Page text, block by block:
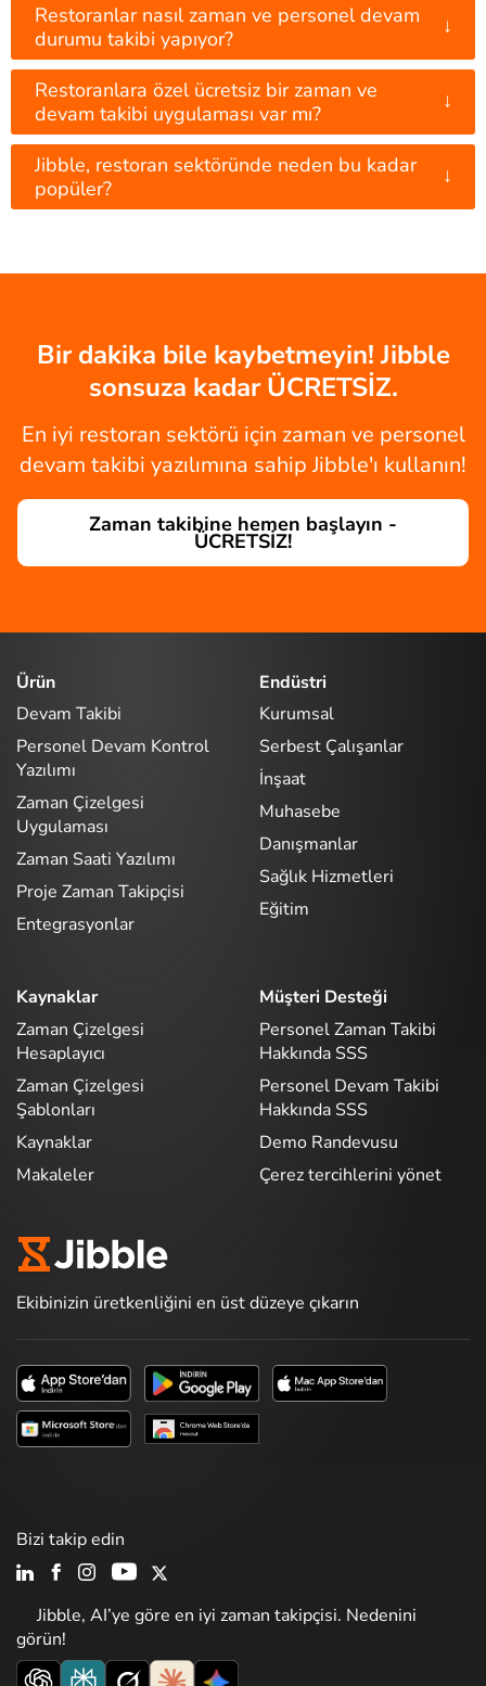
Restoranlar nasıl zaman ve personel devam
durumu takibi yapıyor?
↓
Restoranlara özel ücretsiz bir zaman ve
devam takibi uygulaması var mı?
↓
Jibble, restoran sektöründe neden bu kadar
popüler?
↓
Bir dakika bile kaybetmeyin! Jibble
sonsuza kadar ÜCRETSİZ.
En iyi restoran sektörü için zaman ve personel
devam takibi yazılımına sahip Jibble'ı kullanın!
Zaman takibine hemen başlayın -
ÜCRETSİZ!
Ürün
Devam Takibi
Personel Devam Kontrol
Yazılımı
Zaman Çizelgesi
Uygulaması
Zaman Saati Yazılımı
Proje Zaman Takipçisi
Entegrasyonlar
Endüstri
Kurumsal
Serbest Çalışanlar
İnşaat
Muhasebe
Danışmanlar
Sağlık Hizmetleri
Eğitim
Kaynaklar
Zaman Çizelgesi
Hesaplayıcı
Zaman Çizelgesi
Şablonları
Kaynaklar
Makaleler
Müşteri Desteği
Personel Zaman Takibi
Hakkında SSS
Personel Devam Takibi
Hakkında SSS
Demo Randevusu
Çerez tercihlerini yönet
Ekibinizin üretkenliğini en üst düzeye çıkarın
Jibble, AI’ye göre en iyi zaman takipçisi. Nedenini
görün!
Bizi takip edin